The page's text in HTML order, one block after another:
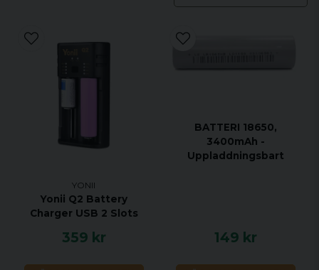
YONII
Yonii Q2 Battery
Charger USB 2 Slots
359 kr
BATTERI 18650,
3400mAh -
Uppladdningsbart
149 kr